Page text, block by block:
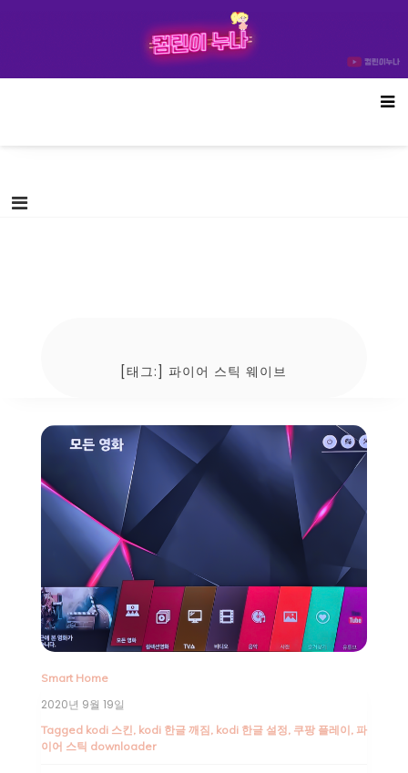
[태그:]파이어 스틱 웨이브
Smart Home
2020년 9월 19일
Tagged kodi 스킨, kodi 한글 깨짐, kodi 한글 설정, 쿠팡 플레이, 파
이어 스틱 downloader